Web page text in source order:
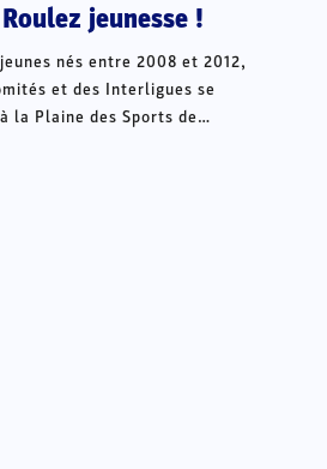
jeunesse !
nés entre 2008 et 2012,
et des Interligues se
la Plaine des Sports de